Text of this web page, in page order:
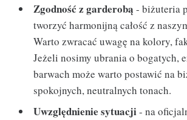
Zgodność z garderobą - biżuteria
tworzyć harmonijną całość z
Warto zwracać uwagę na kolory,
Jeżeli nosimy ubrania o bogatych,
barwach może warto postawić na
spokojnych, neutralnych tonach.
Uwzględnienie sytuacji- na